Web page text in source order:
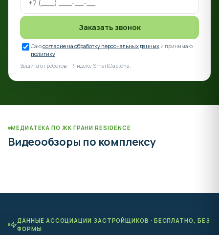
Заказать звонок
Даюсогласие на обработку персональных данных и принимаю
политику
Защита от роботов — Яндекс SmartCaptcha.
МЕДИАТЕКА ПО ЖК ГРАНИ RESIDENCE
Видеообзоры по комплексу
ДАННЫЕ АССОЦИАЦИИ ЗАСТРОЙЩИКОВ · БЕСПЛАТНО, БЕЗ
ФОРМЫ